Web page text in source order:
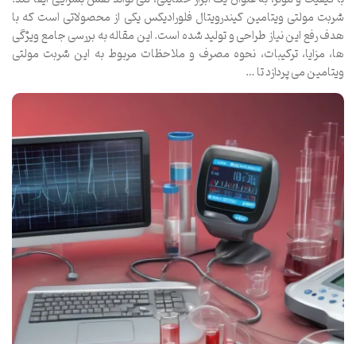
شربت مولتی ویتامین کیندرویتال فلورادیکس یکی از محصولاتی است که با
هدف رفع این نیاز طراحی و تولید شده است. این مقاله به بررسی جامع ویژگی
ها، مزایا، ترکیبات، نحوه مصرف و ملاحظات مربوط به این شربت مولتی
ویتامین می پردازد تا …